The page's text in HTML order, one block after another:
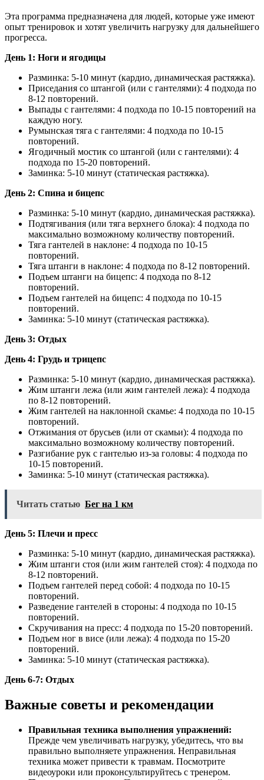
Эта программа предназначена для людей, которые уже имеют
опыт тренировок и хотят увеличить нагрузку для дальнейшего
прогресса.
День 1: Ноги и ягодицы
Разминка: 5-10 минут (кардио, динамическая растяжка).
Приседания со штангой (или с гантелями): 4 подхода по
8-12 повторений.
Выпады с гантелями: 4 подхода по 10-15 повторений на
каждую ногу.
Румынская тяга с гантелями: 4 подхода по 10-15
повторений.
Ягодичный мостик со штангой (или с гантелями): 4
подхода по 15-20 повторений.
Заминка: 5-10 минут (статическая растяжка).
День 2: Спина и бицепс
Разминка: 5-10 минут (кардио, динамическая растяжка).
Подтягивания (или тяга верхнего блока): 4 подхода по
максимально возможному количеству повторений.
Тяга гантелей в наклоне: 4 подхода по 10-15
повторений.
Тяга штанги в наклоне: 4 подхода по 8-12 повторений.
Подъем штанги на бицепс: 4 подхода по 8-12
повторений.
Подъем гантелей на бицепс: 4 подхода по 10-15
повторений.
Заминка: 5-10 минут (статическая растяжка).
День 3: Отдых
День 4: Грудь и трицепс
Разминка: 5-10 минут (кардио, динамическая растяжка).
Жим штанги лежа (или жим гантелей лежа): 4 подхода
по 8-12 повторений.
Жим гантелей на наклонной скамье: 4 подхода по 10-15
повторений.
Отжимания от брусьев (или от скамьи): 4 подхода по
максимально возможному количеству повторений.
Разгибание рук с гантелью из-за головы: 4 подхода по
10-15 повторений.
Заминка: 5-10 минут (статическая растяжка).
Читать статью Бег на 1 км
День 5: Плечи и пресс
Разминка: 5-10 минут (кардио, динамическая растяжка).
Жим штанги стоя (или жим гантелей стоя): 4 подхода по
8-12 повторений.
Подъем гантелей перед собой: 4 подхода по 10-15
повторений.
Разведение гантелей в стороны: 4 подхода по 10-15
повторений.
Скручивания на пресс: 4 подхода по 15-20 повторений.
Подъем ног в висе (или лежа): 4 подхода по 15-20
повторений.
Заминка: 5-10 минут (статическая растяжка).
День 6-7: Отдых
Важные советы и рекомендации
Правильная техника выполнения упражнений:
Прежде чем увеличивать нагрузку, убедитесь, что вы
правильно выполняете упражнения. Неправильная
техника может привести к травмам. Посмотрите
видеоуроки или проконсультируйтесь с тренером.